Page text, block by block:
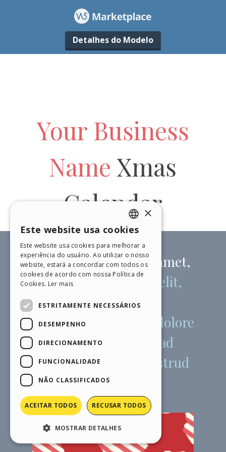
Detalhes do Modelo
ENGLISH
ITALIAN
GERMAN
PORTUGUESE
×
Este website usa cookies
Este website usa cookies para melhorar a
experiência do usuário. Ao utilizar o nosso
website, estará a concordar com todos os
cookies de acordo com nossa Política de
Cookies. Ler mais
ESTRITAMENTE NECESSÁRIOS
DESEMPENHO
DIRECIONAMENTO
FUNCIONALIDADE
NÃO CLASSIFICADOS
ACEITAR TODOS RECUSAR TODOS
MOSTRAR DETALHES